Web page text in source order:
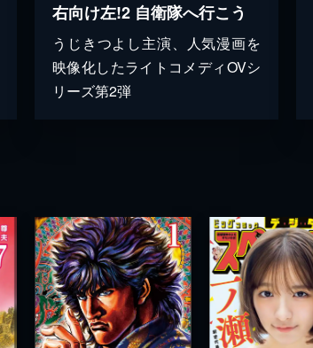
右向け左!2 自衛隊へ行こう
うじきつよし主演、人気漫画を
映像化したライトコメディOVシ
リーズ第2弾